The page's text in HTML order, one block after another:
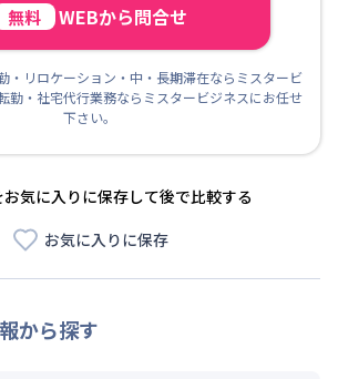
無料 WEBから問合せ
・リロケーション・中・長期滞在ならミスタービ
・社宅代行業務ならミスタービジネスにお任せ
下さい。
お気に入りに保存して後で比較する
お気に入りに保存
から探す